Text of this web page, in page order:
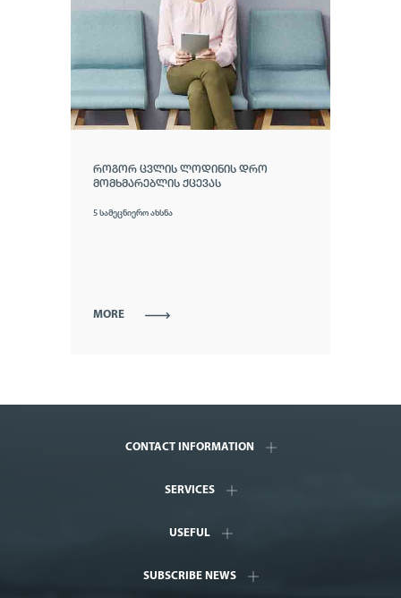
ᲠᲝᲒᲝᲠ ᲪᲕᲚᲘᲡ ᲚᲝᲓᲘᲜᲘᲡ ᲓᲠᲝ
ᲛᲝᲛᲮᲛᲐᲠᲔᲑᲚᲘᲡ ᲥᲪᲔᲕᲐᲡ
5 სამეცნიერო ახსნა
MORE
CONTACT INFORMATION
SERVICES
USEFUL
SUBSCRIBE NEWS